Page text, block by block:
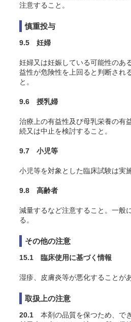
注意すること。
慎重投与
9.5 妊婦
妊婦又は妊娠している可能性のあ
益性が危険性を上回ると判断され
と。
9.6 授乳婦
治療上の有益性及び母乳栄養の有
続又は中止を検討すること。
9.7 小児等
小児等を対象とした臨床試験は実
9.8 高齢者
減量するなど注意すること。一般
る。
その他の注意
15.1 臨床使用に基づく情報
湿疹、皮膚炎等が悪化することがあ
取扱上の注意
20.1 本剤の品質を保つため、で